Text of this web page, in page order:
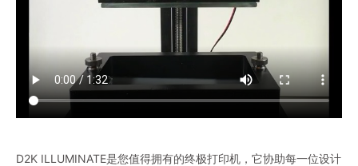
D2K ILLUMINATE是您值得拥有的终极打印机，它协助每一位设计